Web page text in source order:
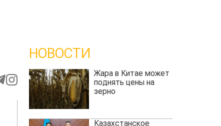
НОВОСТИ
Жара в Китае может
поднять цены на
зерно
Казахстанское